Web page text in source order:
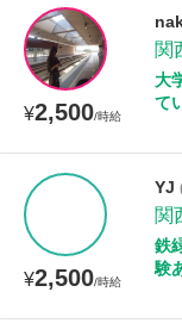
¥2,500/時給
関
大
て
¥2,500/時給
YJ
関
鉄
験
年齢：18-101歳